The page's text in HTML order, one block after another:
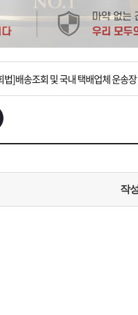
상황을 대비해 꼭 입금후 고객센터
연휴 배송 및 휴무 안내
]배송조회 및 국내 택배업체 운송
고객 앱설치 가능합니다.
안내] 집 밖에 주소로 택배 받기
작